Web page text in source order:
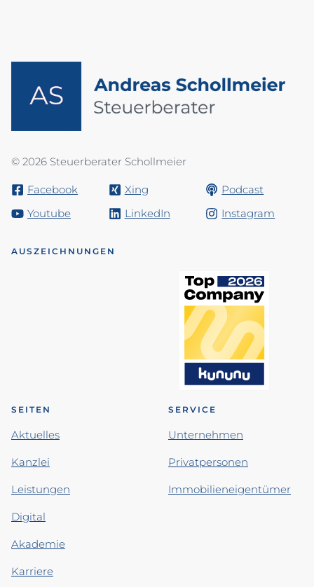
© 2026 Steuerberater Schollmeier
Facebook Xing
Podcast
Youtube
LinkedIn Instagram
AUSZEICHNUNGEN
SEITEN
Aktuelles
Kanzlei
Leistungen
Digital
Akademie
Karriere
SERVICE
Unternehmen
Privatpersonen
Immobilieneigentümer